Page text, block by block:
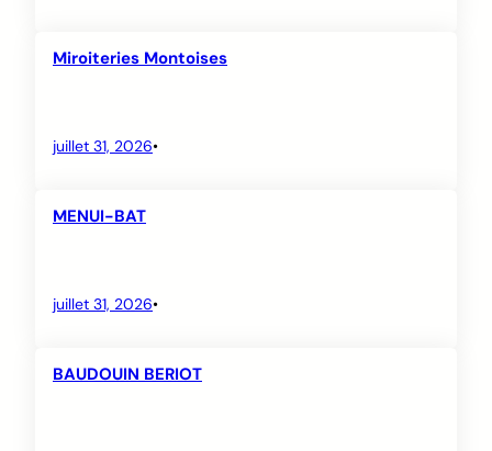
Miroiteries Montoises
juillet 31, 2026•
MENUI-BAT
juillet 31, 2026•
BAUDOUIN BERIOT